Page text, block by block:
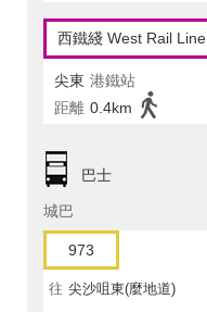
西鐵綫 West Rail Line
尖東 港鐵站
距離 0.4km
巴士
城巴
973
往 尖沙咀東(麼地道)